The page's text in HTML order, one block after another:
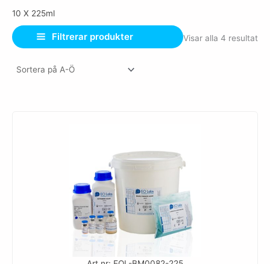
10 X 225ml
Filtrerar produkter Visar alla 4 resultat